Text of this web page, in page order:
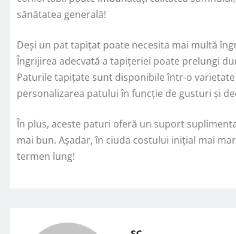
sănătatea generală!
Deși un pat tapițat poate necesita mai multă
Îngrijirea adecvată a tapițeriei poate prelungi
Paturile tapițate sunt disponibile într-o
personalizarea patului în funcție de gusturi și
În plus, aceste paturi oferă un suport
mai bun. Așadar, în ciuda costului inițial mai
termen lung!